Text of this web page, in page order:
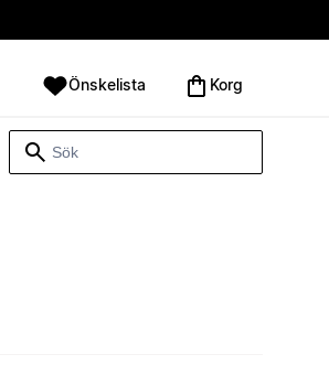
Önskelista Korg